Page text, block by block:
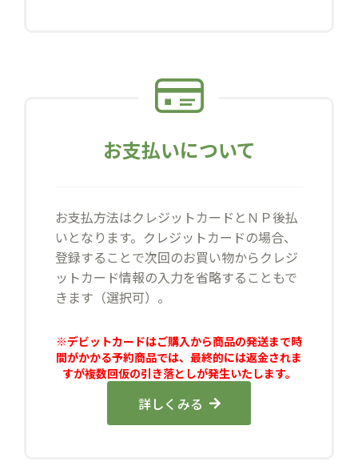
お支払いについて
お支払方法はクレジットカードとＮＰ後払
いとなります。クレジットカードの場合、
登録することで次回のお買い物からクレジ
ットカード情報の入力を省略することもで
きます（選択可）。
※デビットカードはご購入から商品の発送まで時
間がかかる予約商品では、最終的には返金されま
すが複数回仮の引き落としが発生いたします。
詳しくみる